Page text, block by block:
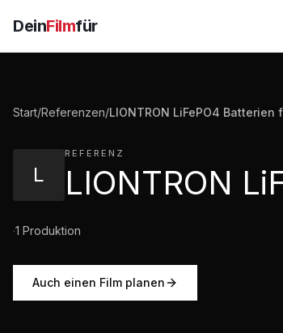
DeinFilmfür
Start/Referenzen/LIONTRON LiFePO4
L
REFERENZ
·1 Produktion
Auch einen Film planen